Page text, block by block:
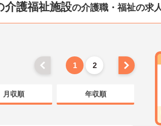
介護福祉施設の介護職・福祉の求
1 2
月収順 年収順